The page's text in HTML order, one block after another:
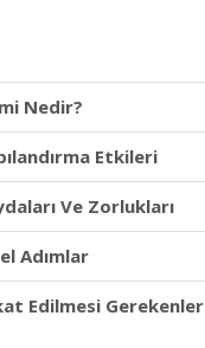
Nedir?
Etkileri
Ve Zorlukları
Adımlar
Edilmesi Gerekenler